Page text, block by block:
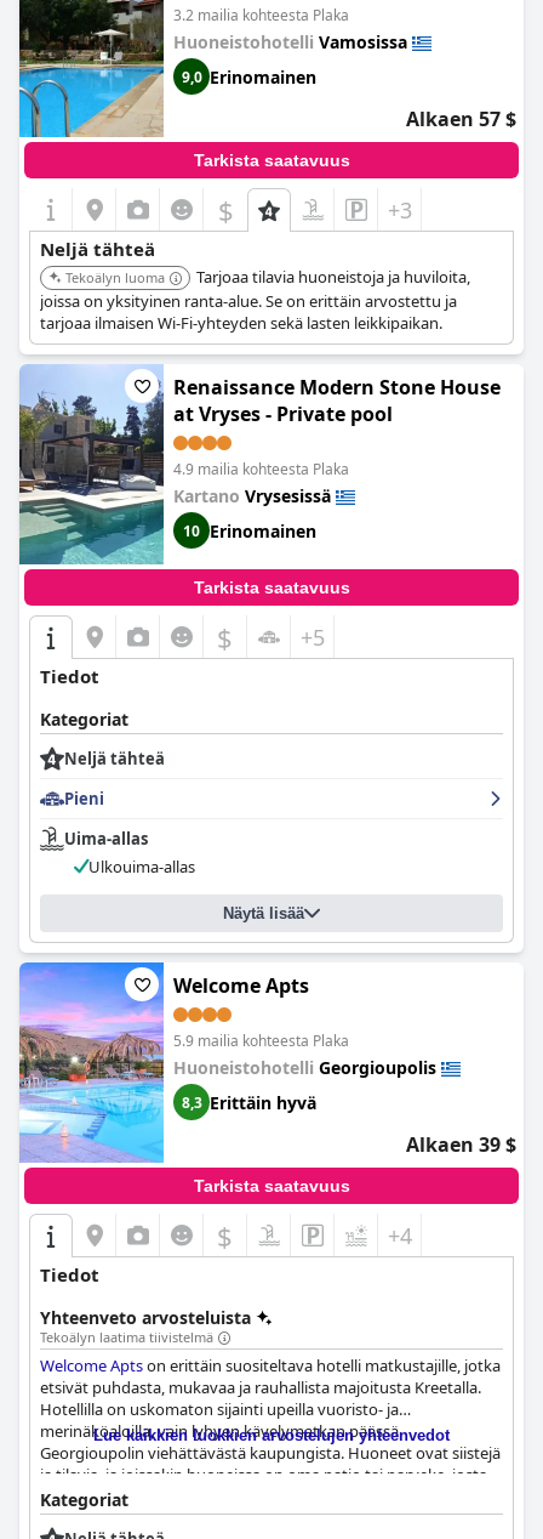
3.2 mailia kohteesta Plaka
Huoneistohotelli Vamosissa
9,0 Erinomainen
Alkaen 57 $
Tarkista saatavuus
$ +3
Neljä tähteä
Tekoälyn luoma
Tarjoaa tilavia huoneistoja ja huviloita,
joissa on yksityinen ranta-alue. Se on erittäin arvostettu ja
tarjoaa ilmaisen Wi-Fi-yhteyden sekä lasten leikkipaikan.
Renaissance Modern Stone House
at Vryses - Private pool
4.9 mailia kohteesta Plaka
Kartano Vrysesissä
10 Erinomainen
Tarkista saatavuus
$ +5
Tiedot
Kategoriat
Neljä tähteä
Pieni
Uima-allas
Ulkouima-allas
Näytä lisää
Welcome Apts
5.9 mailia kohteesta Plaka
Huoneistohotelli Georgioupolis
8,3 Erittäin hyvä
Alkaen 39 $
Tarkista saatavuus
$ +4
Tiedot
Yhteenveto arvosteluista
Tekoälyn laatima tiivistelmä
Welcome Aptson erittäin suositeltava hotelli matkustajille, jotka
etsivät puhdasta, mukavaa ja rauhallista majoitusta Kreetalla.
Hotellilla on uskomaton sijainti upeilla vuoristo- ja
merinäköaloilla, vain lyhyen kävelymatkan päässä
Georgioupolin viehättävästä kaupungista. Huoneet ovat siistejä
ja tilavia, ja joissakin huoneissa on oma patio tai parveke, josta
on upeat näkymät. Hotellin siisteyttä on kiitelty, ja hotellissa on
joka toinen päivä tuoreet liinavaatteet ja pyyhkeet.
Lue kaikkien luokkien arvostelujen yhteenvedot
Kategoriat